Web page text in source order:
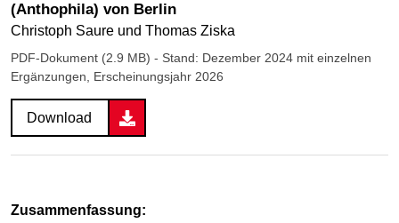
(Anthophila) von Berlin
Christoph Saure und Thomas Ziska
PDF-Dokument (2.9 MB) - Stand: Dezember 2024 mit einzelnen
Ergänzungen, Erscheinungsjahr 2026
Download
Zusammenfassung: